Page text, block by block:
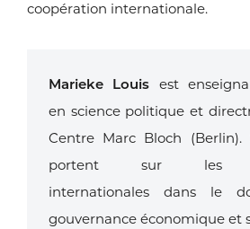
coopération internationale.
Marieke Louis est
en science politique et
Centre Marc Bloch (Berlin).
portent sur les
internationales dans le
gouvernance économique et